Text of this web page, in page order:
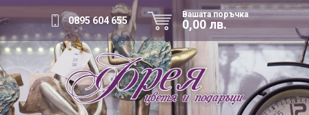
0895 604 655
Вашата поръчка
0,00 лв.